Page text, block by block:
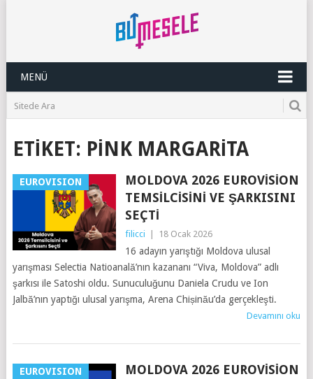
MENÜ
ETIKET: PINK MARGARITA
EUROVISION
MOLDOVA 2026 EUROVISION
TEMSILCISINI VE ŞARKISINI
SEÇTI
filicci 18 Ocak 2026
16 adayın yarıştığı Moldova ulusal
yarışması Selectia Natioanală’nın kazananı “Viva, Moldova” adlı
şarkısı ile Satoshi oldu. Sunuculuğunu Daniela Crudu ve Ion
Jalbă’nın yaptığı ulusal yarışma, Arena Chișinău’da gerçekleşti.
Devamını oku
EUROVISION
MOLDOVA 2026 EUROVISION